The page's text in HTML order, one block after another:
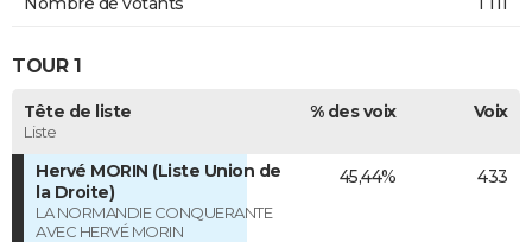
TOUR 1
Tête de liste
Liste
% des voix Voix
Hervé MORIN (Liste Union de
la Droite)
LA NORMANDIE CONQUERANTE
AVEC HERVÉ MORIN
45,44% 433